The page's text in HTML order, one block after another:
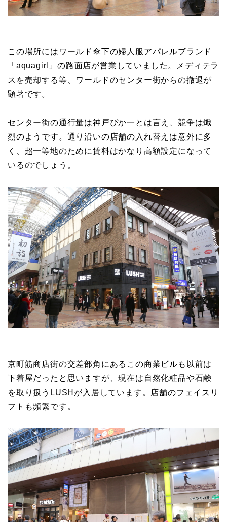
この場所にはワールド傘下の婦人服アパレルブランド
「aquagirl」の路面店が営業していました。メディテラ
スを売却する等、ワールドのセンター街からの撤退が
顕著です。
センター街の通行量は神戸ぴか一とは言え、競争は熾
烈のようです。通り沿いの店舗の入れ替えは意外に多
く、超一等地のために賃料はかなり高額設定になって
いるのでしょう。
京町筋商店街の交差部角にあるこの商業ビルも以前は
下着屋だったと思いますが、現在は自然化粧品や石鹸
を取り扱うLUSHが入居しています。店舗のフェイスリ
フトも頻繁です。